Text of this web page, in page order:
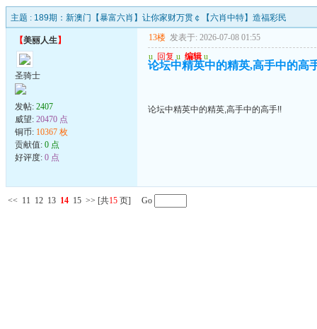
主题 : 189期：新澳门【暴富六肖】让你家财万贯￠【六肖中特】造福彩民
【美丽人生】
圣骑士
发帖: 2407
威望: 20470 点
铜币: 10367 枚
贡献值: 0 点
好评度: 0 点
13楼 发表于: 2026-07-08 01:55
u 回复 u 编辑 u
论坛中精英中的精英,高手中的高
论坛中精英中的精英,高手中的高手!!
<< 11 12 13 14 15 >> [共15 页] Go